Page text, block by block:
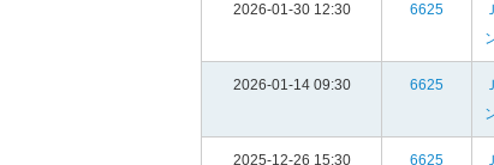
2026-01-30 12:30 6625
2026-01-14 09:30 6625
2025-12-26 15:30 6625